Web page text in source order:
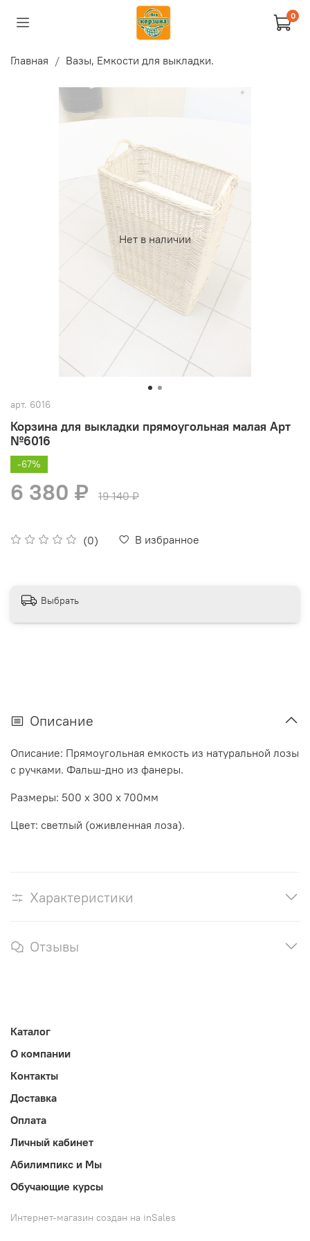
0
Главная Вазы, Емкости для выкладки.
Нет в наличии
арт. 6016
Корзина для выкладки прямоугольная малая Арт
№6016
(0) В избранное
-67%
6 380 ₽ 19 140 ₽
Выбрать
Описание
Описание: Прямоугольная емкость из натуральной лозы
с ручками. Фальш-дно из фанеры.
Размеры: 500 х 300 х 700мм
Цвет: светлый (оживленная лоза).
Характеристики
Отзывы
Каталог
О компании
Контакты
Доставка
Оплата
Личный кабинет
Абилимпикс и Мы
Обучающие курсы
Интернет-магазин создан на inSales